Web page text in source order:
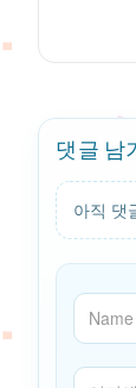
댓글 남
아직 댓